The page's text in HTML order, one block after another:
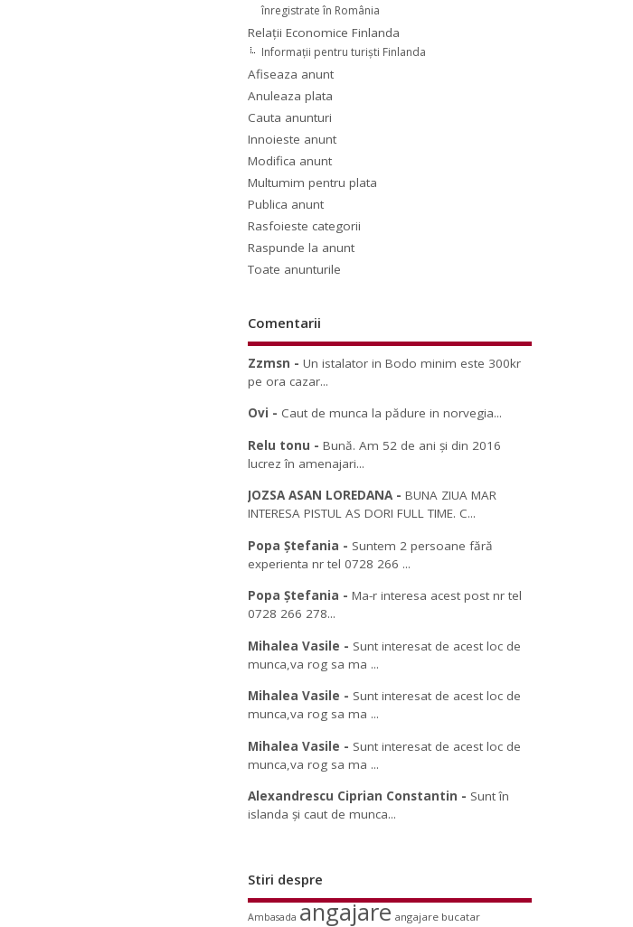
înregistrate în România
Relaţii Economice Finlanda
Informaţii pentru turişti Finlanda
Afiseaza anunt
Anuleaza plata
Cauta anunturi
Innoieste anunt
Modifica anunt
Multumim pentru plata
Publica anunt
Rasfoieste categorii
Raspunde la anunt
Toate anunturile
Comentarii
Zzmsn -Un istalator in Bodo minim este 300kr
pe ora cazar...
Ovi - Caut de munca la pădure in norvegia...
Relu tonu -Bună. Am 52 de ani și din 2016
lucrez în amenajari...
JOZSA ASAN LOREDANA-BUNA ZIUA MAR
INTERESA PISTUL AS DORI FULL TIME. C...
Popa Ștefania - Suntem 2 persoane fără
experienta nr tel 0728 266 ...
Popa Ștefania -Ma-r interesa acest post nr tel
0728 266 278...
Mihalea Vasile - Sunt interesat de acest loc de
munca,va rog sa ma ...
Mihalea Vasile - Sunt interesat de acest loc de
munca,va rog sa ma ...
Mihalea Vasile - Sunt interesat de acest loc de
munca,va rog sa ma ...
Alexandrescu Ciprian Constantin - Sunt în
islanda și caut de munca...
Stiri despre
Ambasada angajare angajare bucatar